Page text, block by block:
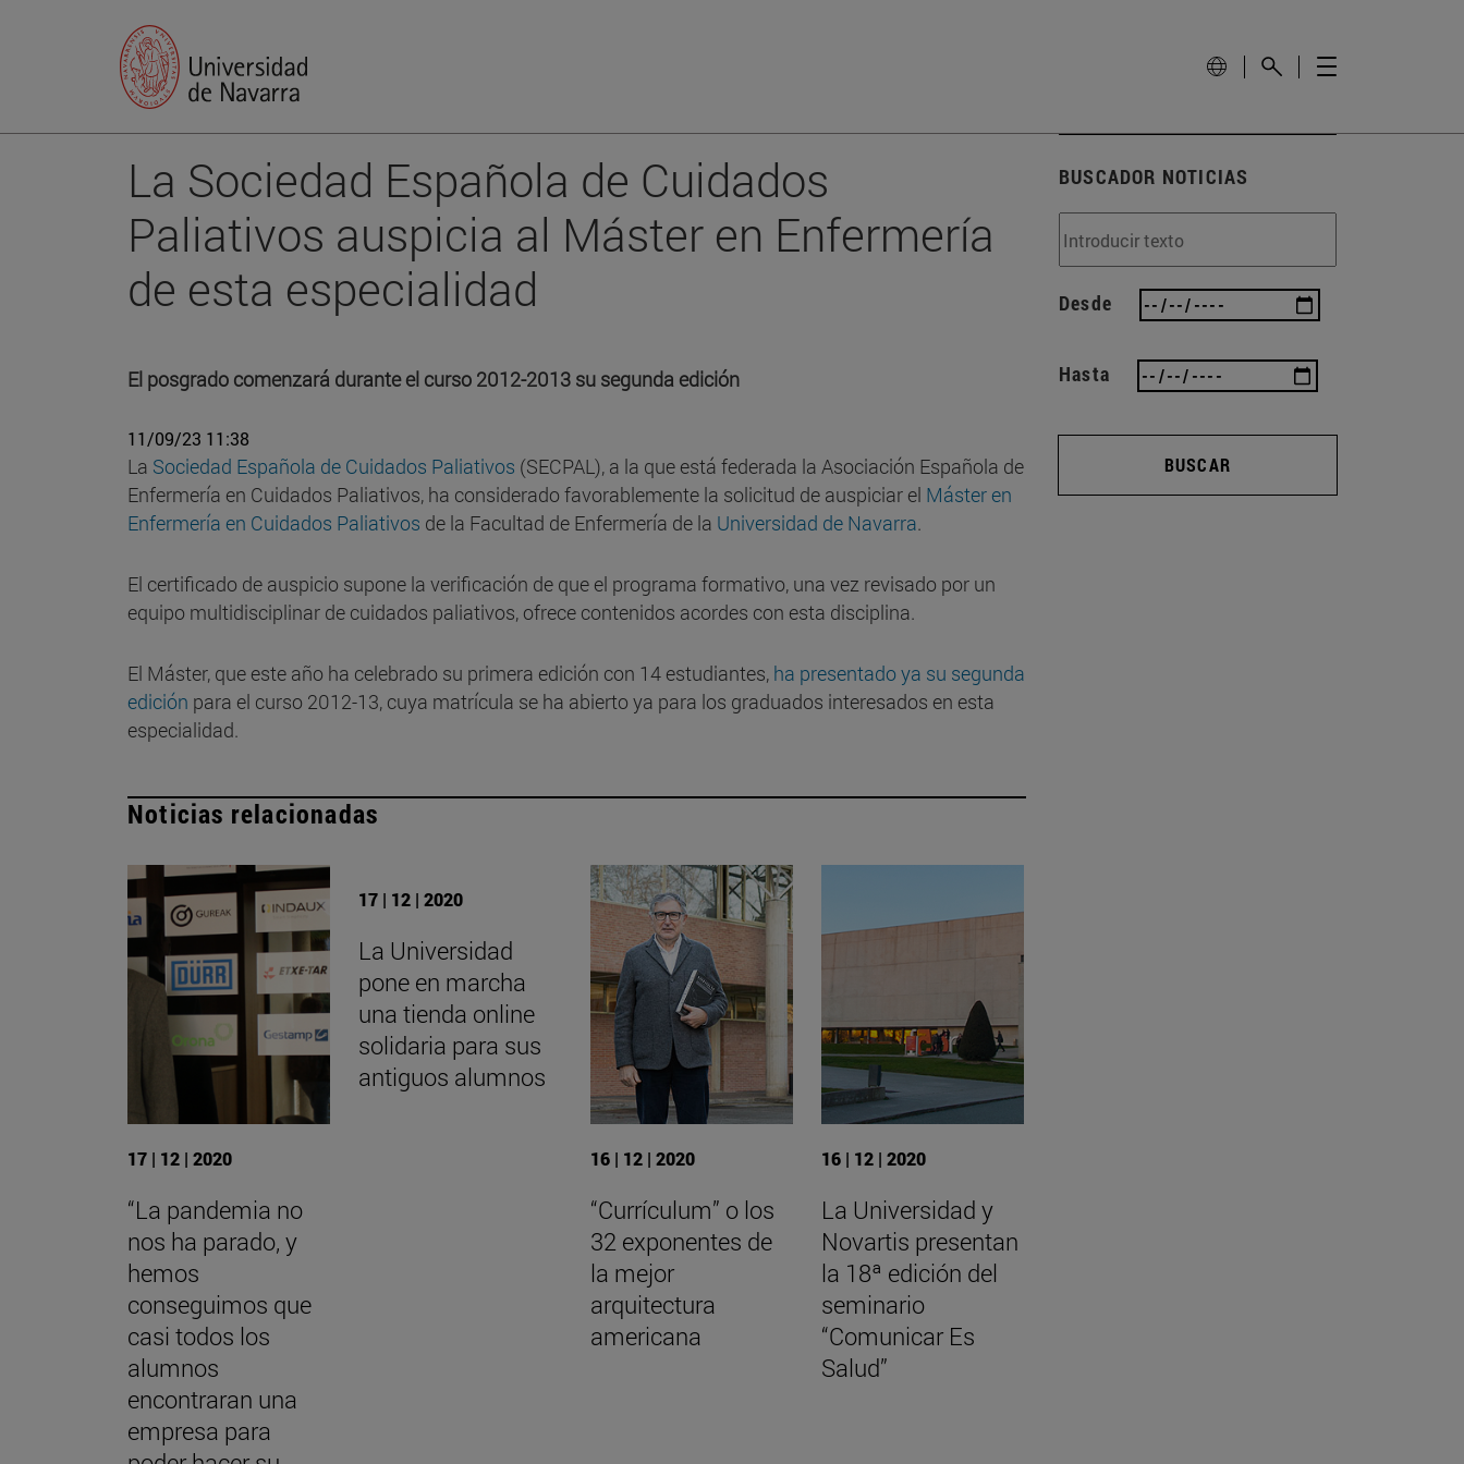
La Sociedad Española de Cuidados
Paliativos auspicia al Máster en Enfermería
de esta especialidad
El posgrado comenzará durante el curso 2012-2013 su segunda edición
11/09/23 11:38
La Sociedad Española de Cuidados Paliativos (SECPAL), a la que está federada la Asociación Española de
Enfermería en Cuidados Paliativos, ha considerado favorablemente la solicitud de auspiciar el Máster en
Enfermería en Cuidados Paliativos de la Facultad de Enfermería de la Universidad de Navarra.
El certificado de auspicio supone la verificación de que el programa formativo, una vez revisado por un
equipo multidisciplinar de cuidados paliativos, ofrece contenidos acordes con esta disciplina.
El Máster, que este año ha celebrado su primera edición con 14 estudiantes, ha presentado ya su segunda
edición para el curso 2012-13, cuya matrícula se ha abierto ya para los graduados interesados en esta
especialidad.
Noticias relacionadas
17 | 12 | 2020
“La pandemia no
nos ha parado, y
hemos
conseguimos que
casi todos los
alumnos
encontraran una
empresa para
17 | 12 | 2020
La Universidad
pone en marcha
una tienda online
solidaria para sus
antiguos alumnos
16 | 12 | 2020
“Currículum” o los
32 exponentes de
la mejor
arquitectura
americana
16 | 12 | 2020
La Universidad y
Novartis presentan
la 18ª edición del
seminario
“Comunicar Es
Salud”
BUSCADOR NOTICIAS
Desde
Hasta
BUSCAR